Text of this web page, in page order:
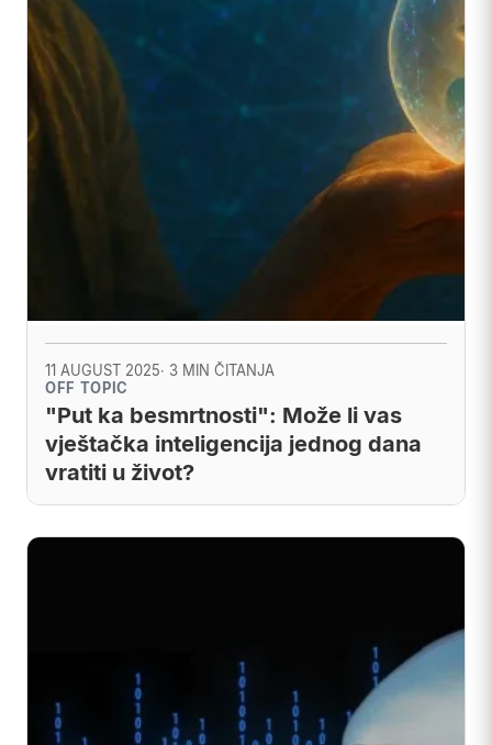
11 AUGUST 2025· 3 MIN ČITANJA
OFF TOPIC
"Put ka besmrtnosti": Može li vas
vještačka inteligencija jednog dana
vratiti u život?